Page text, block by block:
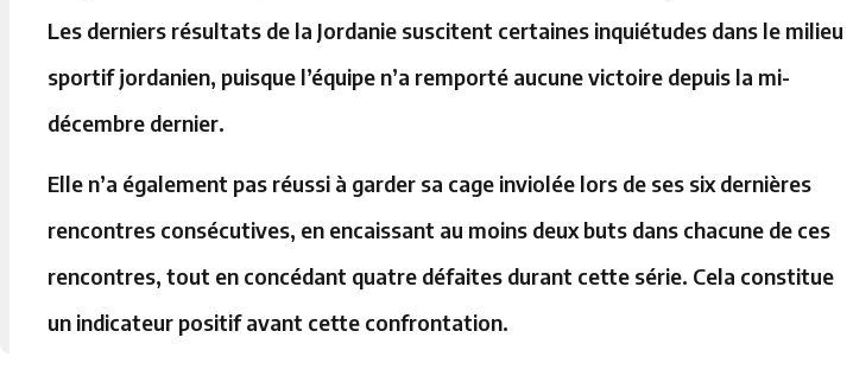
Les derniers résultats de la Jordanie suscitent certaines inquiétudes dans le milieu
sportif jordanien, puisque l’équipe n’a remporté aucune victoire depuis la mi-
décembre dernier.
Elle n’a également pas réussi à garder sa cage inviolée lors de ses six dernières
rencontres consécutives, en encaissant au moins deux buts dans chacune de ces
rencontres, tout en concédant quatre défaites durant cette série. Cela constitue
un indicateur positif avant cette confrontation.